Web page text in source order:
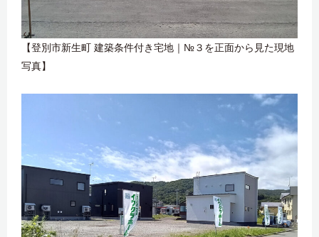
【登別市新生町 建築条件付き宅地｜№３を正面から見た現地
写真】